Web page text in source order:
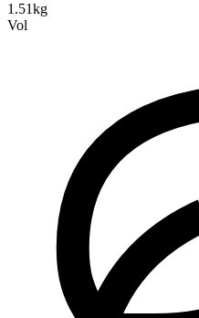
1.51kg
Vol